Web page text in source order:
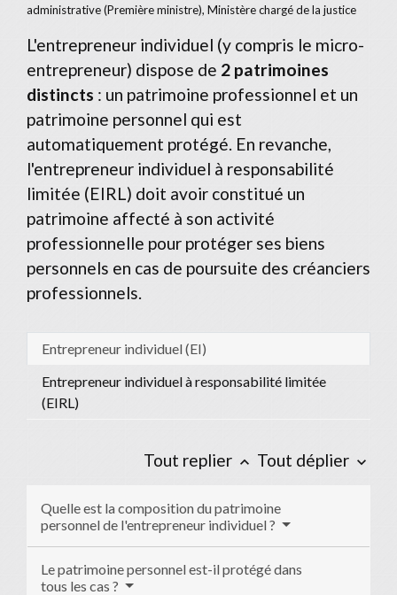
administrative (Première ministre), Ministère chargé de la justice
L'entrepreneur individuel (y compris le micro-
entrepreneur) dispose de 2 patrimoines
distincts : un patrimoine professionnel et un
patrimoine personnel qui est
automatiquement protégé. En revanche,
l'entrepreneur individuel à responsabilité
limitée (EIRL) doit avoir constitué un
patrimoine affecté à son activité
professionnelle pour protéger ses biens
personnels en cas de poursuite des créanciers
professionnels.
Entrepreneur individuel (EI)
Entrepreneur individuel à responsabilité limitée
(EIRL)
Tout replier keyboard_arrow_up Tout déplier keyboard_arrow_down
Quelle est la composition du patrimoine
personnel de l'entrepreneur individuel ?
Le patrimoine personnel est-il protégé dans
tous les cas ?